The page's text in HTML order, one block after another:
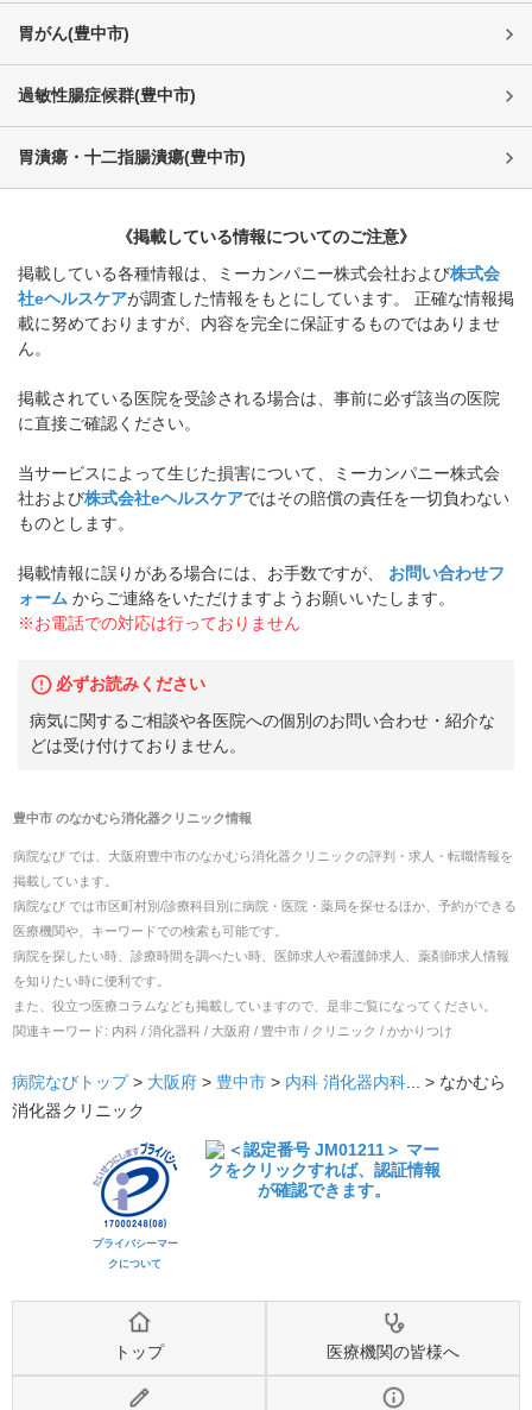
胃がん(豊中市)
過敏性腸症候群(豊中市)
胃潰瘍・十二指腸潰瘍(豊中市)
《掲載している情報についてのご注意》
掲載している各種情報は、ミーカンパニー株式会社および株式会
社eヘルスケアが調査した情報をもとにしています。 正確な情報掲
載に努めておりますが、内容を完全に保証するものではありませ
ん。
掲載されている医院を受診される場合は、事前に必ず該当の医院
に直接ご確認ください。
当サービスによって生じた損害について、ミーカンパニー株式会
社および株式会社eヘルスケアではその賠償の責任を一切負わない
ものとします。
掲載情報に誤りがある場合には、お手数ですが、
お問い合わせフ
ォーム からご連絡をいただけますようお願いいたします。
※お電話での対応は行っておりません
必ずお読みください
病気に関するご相談や各医院への個別のお問い合わせ・紹介な
どは受け付けておりません。
豊中市のなかむら消化器クリニック情報
病院なび では、 大阪府豊中市のなかむら消化器クリニックの評判・求人・転職情報を
掲載しています。
病院なび では市区町村別/診療科目別に病院・医院・薬局を探せるほか、予約ができる
医療機関や、キーワードでの検索も可能です。
病院を探したい時、診療時間を調べたい時、医師求人や看護師求人、薬剤師求人情報
を知りたい時に便利です。
また、役立つ医療コラムなども掲載していますので、是非ご覧になってください。
関連キーワード: 内科 / 消化器科 / 大阪府 / 豊中市 / クリニック / かかりつけ
病院なびトップ > 大阪府 > 豊中市 > 内科 消化器内科... > なかむら
消化器クリニック
プライバシーマー
クについて
トップ 医療機関の皆様へ